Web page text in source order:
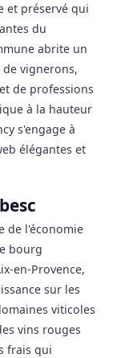
et préservé qui
du
abrite un
vignerons,
de professions
à la hauteur
s'engage à
élégantes et
de l'économie
bourg
en-Provence,
sur les
viticoles
vins rouges
frais qui